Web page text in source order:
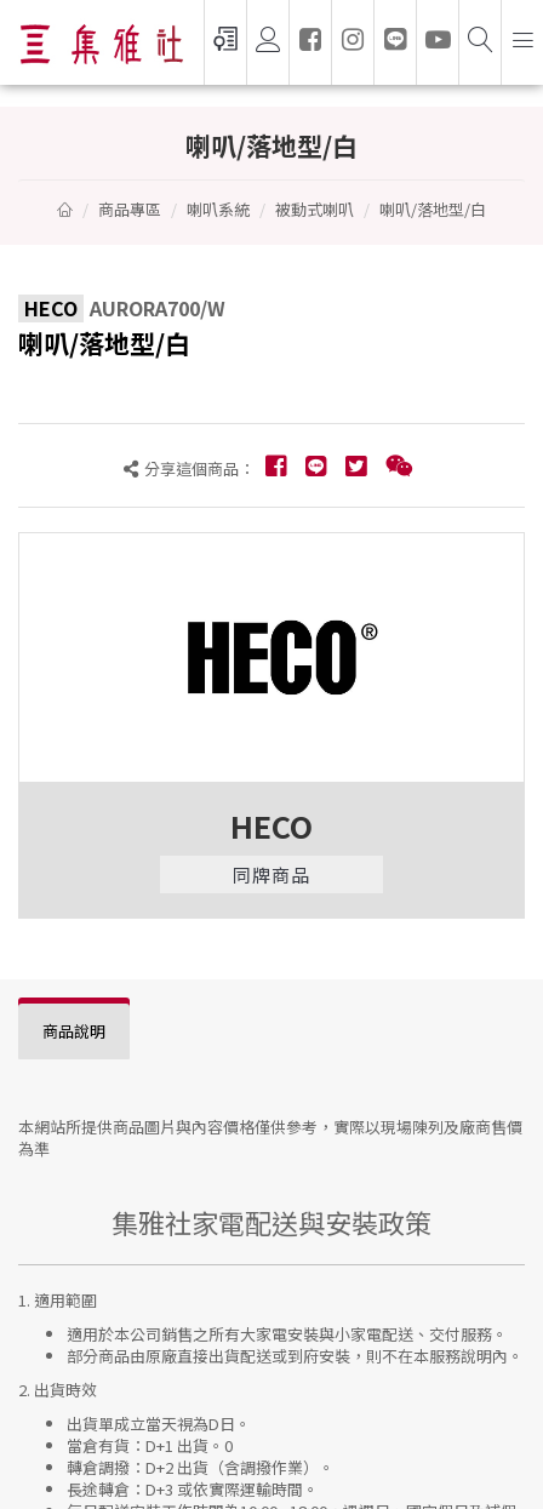
喇叭/落地型/白 - HECO
喇叭/落地型/白
商品專區 喇叭系統 被動式喇叭 喇叭/落地型/白
HECO AURORA700/W
喇叭/落地型/白
分享這個商品：
HECO
同牌商品
商品說明
本網站所提供商品圖片與內容價格僅供參考，實際以現場陳列及廠商售價
為準
集雅社家電配送與安裝政策
1. 適用範圍
適用於本公司銷售之所有大家電安裝與小家電配送、交付服務。
部分商品由原廠直接出貨配送或到府安裝，則不在本服務說明內。
2. 出貨時效
出貨單成立當天視為D日。
當倉有貨： D+1 出貨。0
轉倉調撥： D+2 出貨（含調撥作業）。
長途轉倉： D+3 或依實際運輸時間。